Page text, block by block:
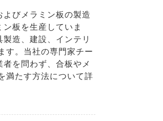
びメラミン板の製造
板を生産していま
造、建設、インテリ
す。当社の専門家チー
を問わず、合板やメ
満たす方法について詳